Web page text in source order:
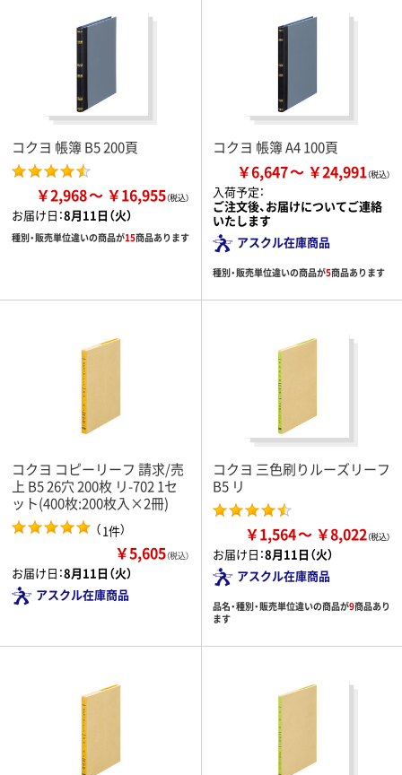
コクヨ 帳簿 B5 200頁
￥2,968 ￥16,955
お届け日：8月11日（火）
種別・販売単位違いの商品が15商品あります
コクヨ 帳簿 A4 100頁
￥6,647 ￥24,991
入荷予定：
ご注文後、お届けについてご連絡
いたします
アスクル在庫商品
種別・販売単位違いの商品が5商品あります
コクヨ コピーリーフ 請求/売
上 B5 26穴 200枚 リ-702 1セ
ット(400枚:200枚入×2冊)
（1件）
￥5,605（税込）
お届け日：8月11日（火）
アスクル在庫商品
コクヨ 三色刷りルーズリーフ
B5 リ
￥1,564 ￥8,022
お届け日：8月11日（火）
アスクル在庫商品
品名・種別・販売単位違いの商品が9商品あり
ます